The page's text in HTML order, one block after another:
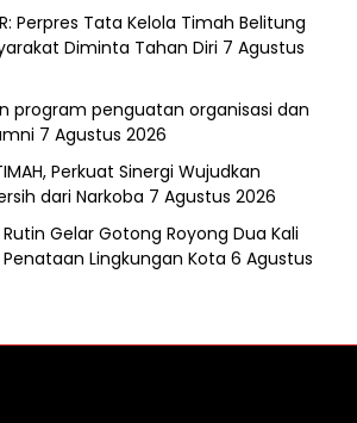
Perpres Tata Kelola Timah Belitung
Diminta Tahan Diri 7 Agustus
program penguatan organisasi dan
7 Agustus 2026
Perkuat Sinergi Wujudkan
dari Narkoba 7 Agustus 2026
Gelar Gotong Royong Dua Kali
Lingkungan Kota 6 Agustus